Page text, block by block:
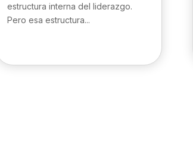
estructura interna del liderazgo.
Pero esa estructura...